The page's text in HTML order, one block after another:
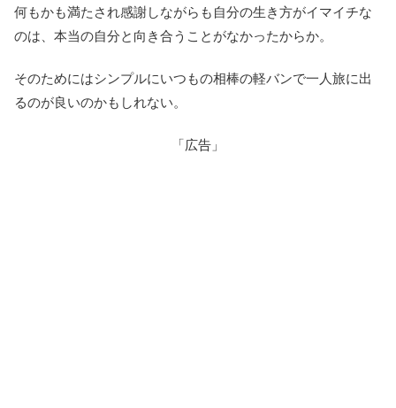
何もかも満たされ感謝しながらも自分の生き方がイマイチな
のは、本当の自分と向き合うことがなかったからか。
そのためにはシンプルにいつもの相棒の軽バンで一人旅に出
るのが良いのかもしれない。
「広告」